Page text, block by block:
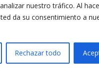
nuestro tráfico. Al
da su consentimiento a
Rechazar todo
2023
, temai-excelpor